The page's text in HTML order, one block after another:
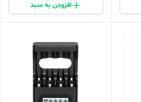
افزودن به سبد